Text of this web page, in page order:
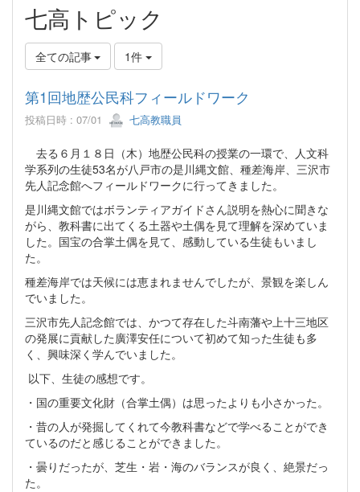
七高トピック
全ての記事 1件
第1回地歴公民科フィールドワーク
投稿日時 : 07/01 七高教職員
去る６月１８日（木）地歴公民科の授業の一環で、人文科
学系列の生徒53名が八戸市の是川縄文館、種差海岸、三沢市
先人記念館へフィールドワークに行ってきました。
是川縄文館ではボランティアガイドさん説明を熱心に聞きな
がら、教科書に出てくる土器や土偶を見て理解を深めていま
した。国宝の合掌土偶を見て、感動している生徒もいまし
た。
種差海岸では天候には恵まれませんでしたが、景観を楽しん
でいました。
三沢市先人記念館では、かつて存在した斗南藩や上十三地区
の発展に貢献した廣澤安任について初めて知った生徒も多
く、興味深く学んでいました。
以下、生徒の感想です。
・国の重要文化財（合掌土偶）は思ったよりも小さかった。
・昔の人が発掘してくれて今教科書などで学べることができ
ているのだと感じることができました。
・曇りだったが、芝生・岩・海のバランスが良く、絶景だっ
た。